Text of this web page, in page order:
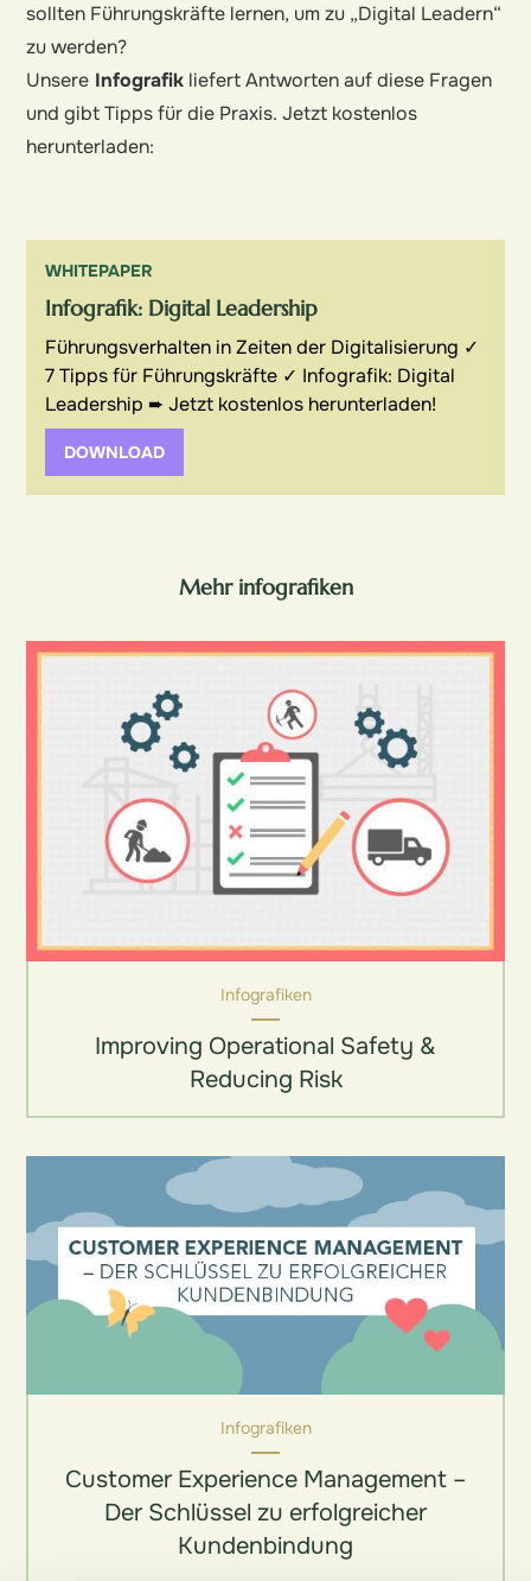
sollten Führungskräfte lernen, um zu „Digital Leadern“
zu werden?
Unsere Infografik liefert Antworten auf diese Fragen
und gibt Tipps für die Praxis. Jetzt kostenlos
herunterladen:
WHITEPAPER
Infografik: Digital Leadership
Führungsverhalten in Zeiten der Digitalisierung ✓
7 Tipps für Führungskräfte ✓ Infografik: Digital
Leadership ➨ Jetzt kostenlos herunterladen!
DOWNLOAD
Mehr infografiken
Infografiken
Improving Operational Safety &
Reducing Risk
Infografiken
Customer Experience Management –
Der Schlüssel zu erfolgreicher
Kundenbindung